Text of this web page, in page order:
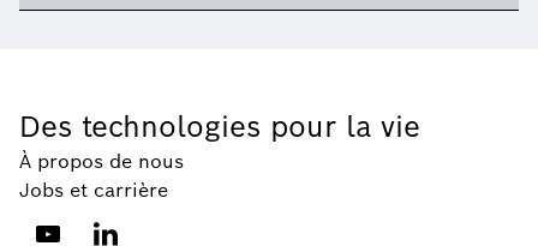
Des technologies pour la vie
À propos de nous
Jobs et carrière